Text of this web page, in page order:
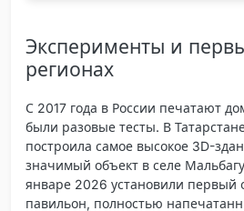
Эксперименты и
регионах
С 2017 года в России печатают
были разовые тесты. В
построила самое высокое 3D-
значимый объект в селе
январе 2026 установили первый
павильон, полностью